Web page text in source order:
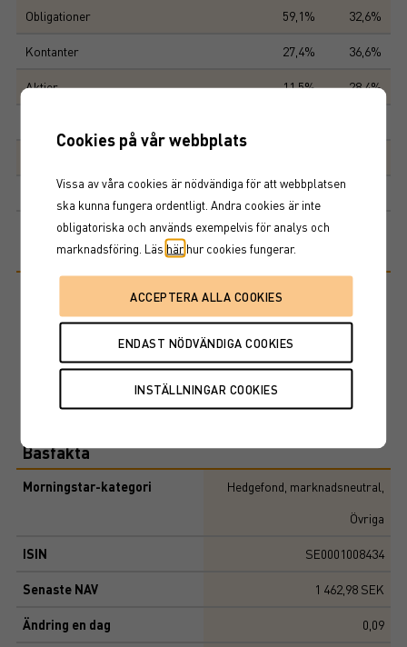
Obligationer 59,1% 32,6%
Kontanter 27,4% 36,6%
Aktier 11,5% 28,4%
0,0%
Riskinformation
Historisk avkastning är ingen garanti för framtida avkastning. De
pengar som placeras i fonden kan både öka och minska i värde och
det är inte säkert att du får tillbaka hela det insatta kapitalet. Ta del
av fondens faktablad och informationsbroschyr innan köp av
Basfakta
Morningstar-kategori
Hedgefond, marknadsneutral,
Övriga
ISIN SE0001008434
Senaste NAV 1 462,98 SEK
Ändring en dag 0,09
Cookies på vår webbplats
Vissa av våra cookies är nödvändiga för att webbplatsen
ska kunna fungera ordentligt. Andra cookies är inte
obligatoriska och används exempelvis för analys och
marknadsföring. Läs härhur cookies fungerar.